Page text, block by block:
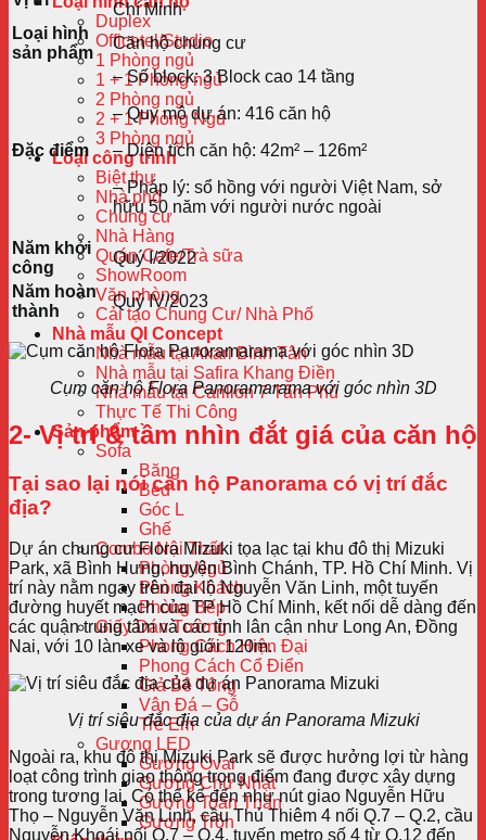
Duplex
Officetel/Studio
1 Phòng ngủ
1 + 1 Phòng ngủ
2 Phòng ngủ
2 + 1 Phòng Ngủ
3 Phòng ngủ
Loại công trình
Biệt thự
Nhà phố
Chung cư
Nhà Hàng
Quán Cafe/Trà sữa
ShowRoom
Văn phòng
Cải tạo Chung Cư/ Nhà Phố
Nhà mẫu QI Concept
Nhà mẫu tại Akari Bình Tân
Nhà mẫu tại Safira Khang Điền
Nhà mẫu tại Carillon 7 Tân Phú
Thực Tế Thi Công
Sản phẩm
Sofa
Băng
Bed
Góc L
Ghế
Combo Nội Thất
Phòng Ngủ
Phòng Khách
Phòng Bếp
Giấy Dán Tường
Phong Cách Hiện Đại
Phong Cách Cổ Điển
Giả Bê Tông
Vân Đá – Gỗ
Trẻ Em
Gương LED
Gương Oval
Gương Chữ Nhật
Gương Toàn Thân
Gương Tròn
Chí Minh
Loại hình
sản phẩm
Căn hộ chung cư
Đặc điểm
– Số block: 3 Block cao 14 tầng
– Quy mô dự án: 416 căn hộ
– Diện tích căn hộ: 42m² – 126m²
– Pháp lý: sổ hồng với người Việt Nam, sở
hữu 50 năm với người nước ngoài
Năm khởi
công
Quý I/2022
Năm hoàn
thành
Quý IV/2023
Cụm căn hộ Flora Panoramarama với góc nhìn 3D
2- Vị trí & tầm nhìn đắt giá của căn hộ
Tại sao lại nói căn hộ Panorama có vị trí đắc
địa?
Dự án chung cư Flora Mizuki tọa lạc tại khu đô thị Mizuki
Park, xã Bình Hưng, huyện Bình Chánh, TP. Hồ Chí Minh. Vị
trí này nằm ngay trên đại lộ Nguyễn Văn Linh, một tuyến
đường huyết mạch của TP Hồ Chí Minh, kết nối dễ dàng đến
các quận trung tâm và các tỉnh lân cận như Long An, Đồng
Nai, với 10 làn xe và lộ giới 120m.
Vị trí siêu đắc địa của dự án Panorama Mizuki
Ngoài ra, khu đô thị Mizuki Park sẽ được hưởng lợi từ hàng
loạt công trình giao thông trọng điểm đang được xây dựng
trong tương lai. Có thể kể đến như nút giao Nguyễn Hữu
Thọ – Nguyễn Văn Linh, cầu Thủ Thiêm 4 nối Q.7 – Q.2, cầu
Nguyễn Khoái nối Q.7 – Q.4, tuyến metro số 4 từ Q.12 đến